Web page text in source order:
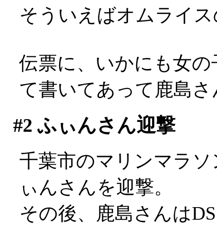
そういえばオムライ
伝票に、いかにも女
て書いてあって鹿島
#2 ふぃんさん迎撃
千葉市のマリンマラ
ぃんさんを迎撃。
その後、鹿島さんは